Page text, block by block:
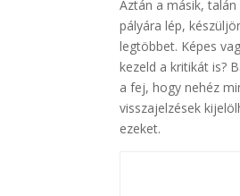
Aztán a másik,
pályára lép,
legtöbbet. Képes
kezeld a kritikát is?
a fej, hogy nehéz
visszajelzések
ezeket.